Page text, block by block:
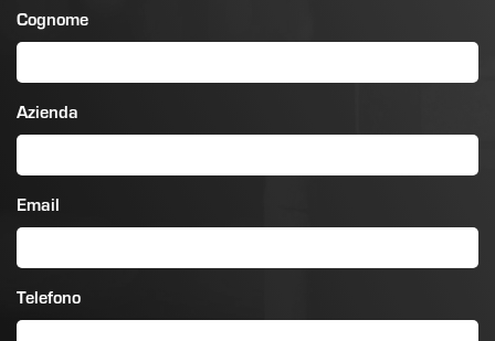
Cognome
Azienda
Email
Telefono